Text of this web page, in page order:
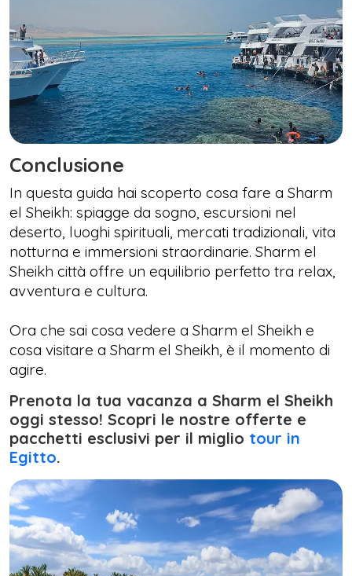
Conclusione
In questa guida hai scoperto cosa fare a Sharm
el Sheikh: spiagge da sogno, escursioni nel
deserto, luoghi spirituali, mercati tradizionali, vita
notturna e immersioni straordinarie. Sharm el
Sheikh città offre un equilibrio perfetto tra relax,
avventura e cultura.
Ora che sai cosa vedere a Sharm el Sheikh e
cosa visitare a Sharm el Sheikh, è il momento di
agire.
Prenota la tua vacanza a Sharm el Sheikh
oggi stesso! Scopri le nostre offerte e
pacchetti esclusivi per il miglio tour in
Egitto.